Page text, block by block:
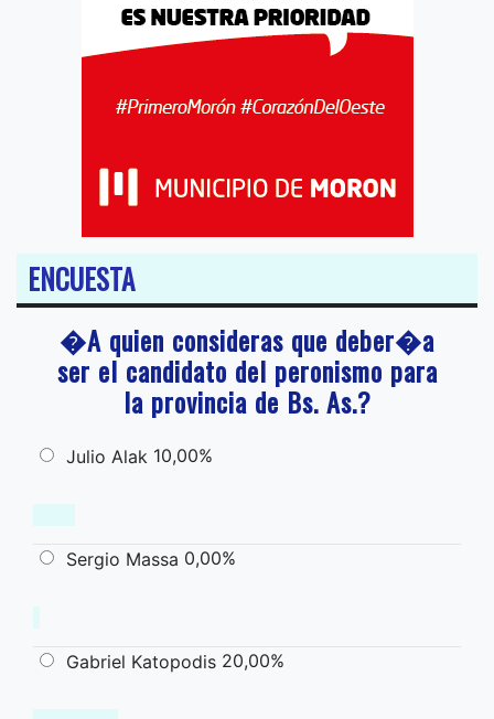
ENCUESTA
�A quien consideras que deber�a
ser el candidato del peronismo para
la provincia de Bs. As.?
Julio Alak 10,00%
Sergio Massa 0,00%
Gabriel Katopodis 20,00%